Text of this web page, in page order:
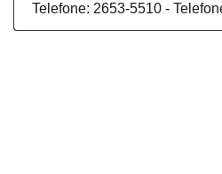
Telefone: 2653-5510 -